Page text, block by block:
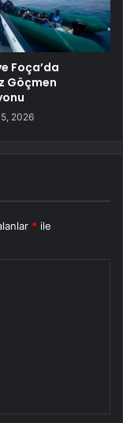
Foça’da
Göçmen
2026
* ile